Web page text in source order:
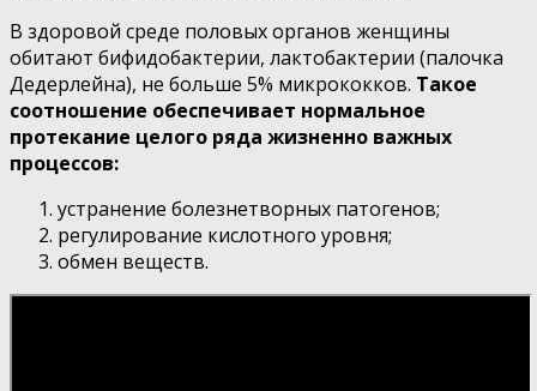
В здоровой среде половых органов женщины
обитают бифидобактерии, лактобактерии (палочка
Дедерлейна), не больше 5% микрококков. Такое
соотношение обеспечивает нормальное
протекание целого ряда жизненно важных
процессов:
устранение болезнетворных патогенов;
регулирование кислотного уровня;
обмен веществ.